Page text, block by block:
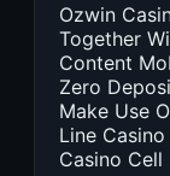
Ozwin
Together
Content
Zero
Make Use
Line
Casino Cell